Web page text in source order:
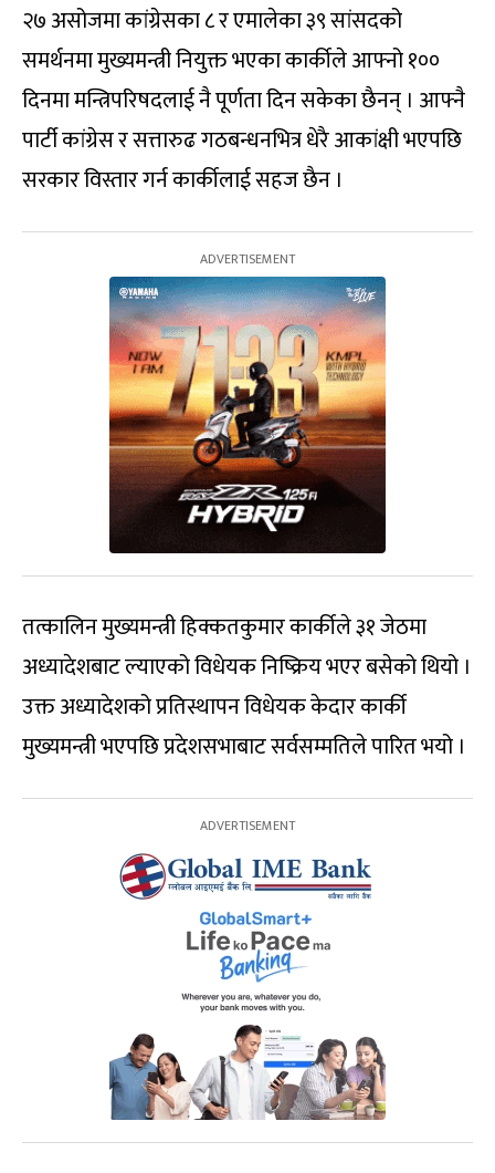
२७ असोजमा कांग्रेसका ८ र एमालेका ३९ सांसदको
समर्थनमा मुख्यमन्त्री नियुक्त भएका कार्कीले आफ्नो १००
दिनमा मन्त्रिपरिषदलाई नै पूर्णता दिन सकेका छैनन् । आफ्नै
पार्टी कांग्रेस र सत्तारुढ गठबन्धनभित्र धेरै आकांक्षी भएपछि
सरकार विस्तार गर्न कार्कीलाई सहज छैन ।
तत्कालिन मुख्यमन्त्री हिक्कतकुमार कार्कीले ३१ जेठमा
अध्यादेशबाट ल्याएको विधेयक निष्क्रिय भएर बसेको थियो ।
उक्त अध्यादेशको प्रतिस्थापन विधेयक केदार कार्की
मुख्यमन्त्री भएपछि प्रदेशसभाबाट सर्वसम्मतिले पारित भयो ।